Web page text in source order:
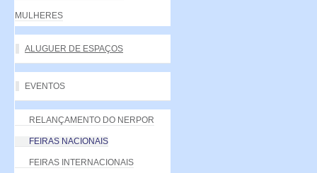
MULHERES
ALUGUER DE ESPAÇOS
EVENTOS
RELANÇAMENTO DO NERPOR
FEIRAS NACIONAIS
FEIRAS INTERNACIONAIS